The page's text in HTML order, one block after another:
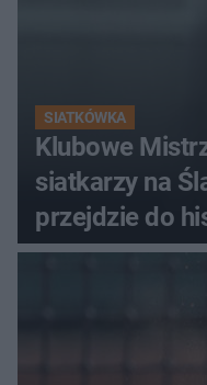
SIATKÓWKA
Klubowe
siatkarzy na
przejdzie do